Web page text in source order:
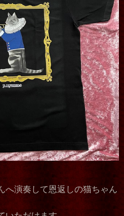
へ演奏して恩返しの猫ちゃん